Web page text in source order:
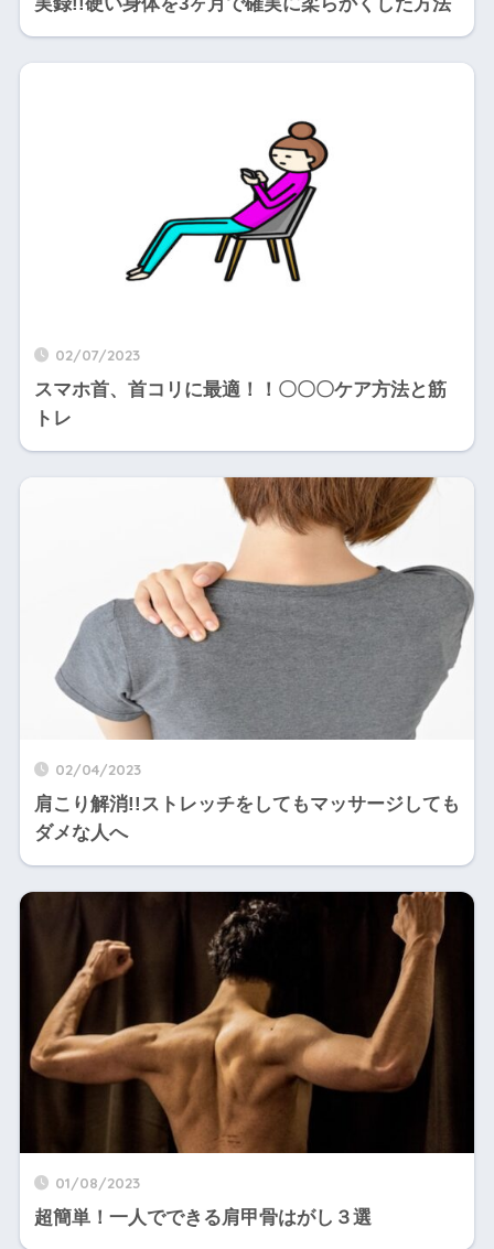
02/07/2023
スマホ首、首コリに最適！！〇〇〇ケア方法と筋
トレ
02/04/2023
肩こり解消!!ストレッチをしてもマッサージしても
ダメな人へ
01/08/2023
超簡単！一人でできる肩甲骨はがし３選